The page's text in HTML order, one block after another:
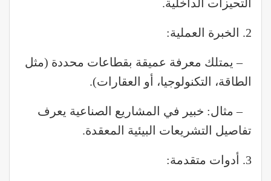
التحيزات الداخلية.
2. الخبرة العملية:
– يمتلك معرفة عميقة بقطاعات محددة (مثل
الطاقة، التكنولوجيا، أو العقارات).
– مثال: خبير في المشاريع الصناعية يعرف
تفاصيل التشريعات البيئية المعقدة.
3. أدوات متقدمة: